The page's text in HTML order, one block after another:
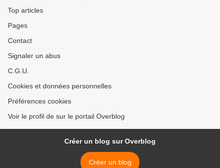
Top articles
Pages
Contact
Signaler un abus
C.G.U.
Cookies et données personnelles
Préférences cookies
Voir le profil de sur le portail Overblog
Créer un blog sur Overblog
Créer un blog